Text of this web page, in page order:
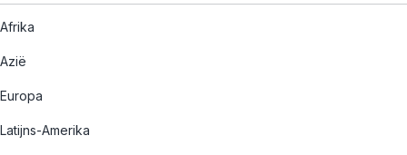
Afrika
Azië
Europa
Latijns-Amerika